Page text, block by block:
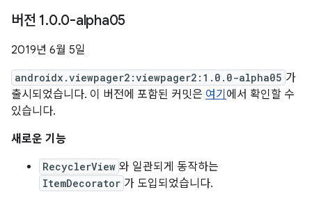
버전 1.0.0-alpha05
2019년 6월 5일
androidx.viewpager2:viewpager2:1.0.0-alpha05 가
출시되었습니다. 이 버전에 포함된 커밋은 여기 에서 확인할 수
있습니다.
새로운 기능
RecyclerView 와 일관되게 동작하는
ItemDecorator 가 도입되었습니다.